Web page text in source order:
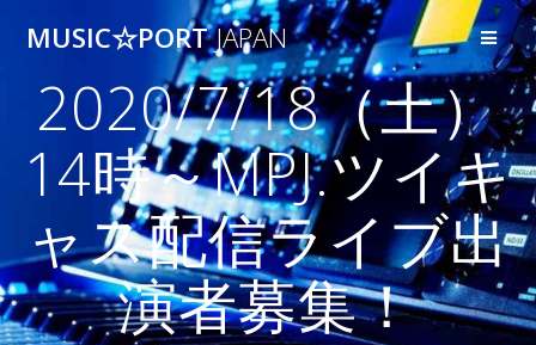
コ
ン
テ
ン
ツ
へ
ス
キ
ッ
プ
MUSIC☆PORTJAPAN
2020/7/18（土）
14時～MPJ.ツイキ
ャス配信ライブ出
演者募集！